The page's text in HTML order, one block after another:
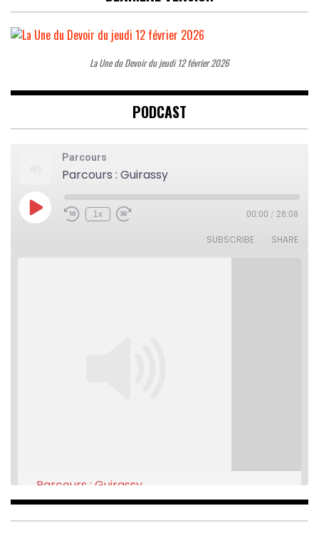
La Une du Devoir du jeudi 12 février 2026
PODCAST
Parcours
Parcours : Guirassy
Play
Episode
Rewind
1x
Fast
00:00 / 28:08
SUBSCRIBE SHARE
Parcours : Guirassy
Feb 16, 2021 • 28:08